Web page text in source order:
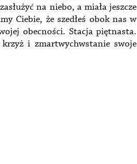
na niebo, a miała jeszcze
Ciebie, że szedłeś obok nas w
obecności. Stacja piętnasta.
i zmartwychwstanie swoje